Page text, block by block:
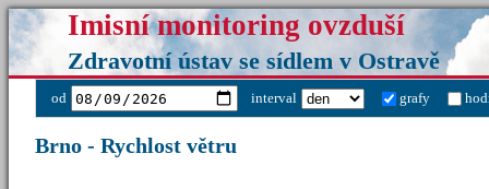
Imisní monitoring ovzduší
Zdravotní ústav se sídlem v Ostravě
od interval grafy
Brno - Rychlost větru